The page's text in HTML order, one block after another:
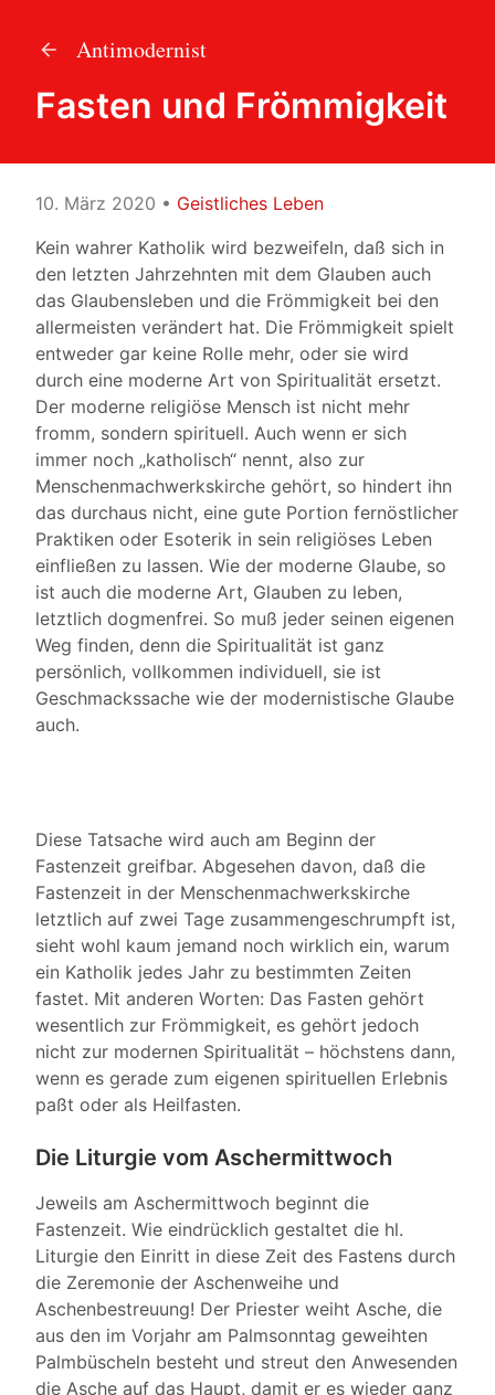
Antimodernist
Fasten und Frömmigkeit
10. März 2020 • Geistliches Leben
Kein wahrer Katholik wird bezweifeln, daß sich in
den letzten Jahrzehnten mit dem Glauben auch
das Glaubensleben und die Frömmigkeit bei den
allermeisten verändert hat. Die Frömmigkeit spielt
entweder gar keine Rolle mehr, oder sie wird
durch eine moderne Art von Spiritualität ersetzt.
Der moderne religiöse Mensch ist nicht mehr
fromm, sondern spirituell. Auch wenn er sich
immer noch „katholisch“ nennt, also zur
Menschenmachwerkskirche gehört, so hindert ihn
das durchaus nicht, eine gute Portion fernöstlicher
Praktiken oder Esoterik in sein religiöses Leben
einfließen zu lassen. Wie der moderne Glaube, so
ist auch die moderne Art, Glauben zu leben,
letztlich dogmenfrei. So muß jeder seinen eigenen
Weg finden, denn die Spiritualität ist ganz
persönlich, vollkommen individuell, sie ist
Geschmackssache wie der modernistische Glaube
auch.
Diese Tatsache wird auch am Beginn der
Fastenzeit greifbar. Abgesehen davon, daß die
Fastenzeit in der Menschenmachwerkskirche
letztlich auf zwei Tage zusammengeschrumpft ist,
sieht wohl kaum jemand noch wirklich ein, warum
ein Katholik jedes Jahr zu bestimmten Zeiten
fastet. Mit anderen Worten: Das Fasten gehört
wesentlich zur Frömmigkeit, es gehört jedoch
nicht zur modernen Spiritualität – höchstens dann,
wenn es gerade zum eigenen spirituellen Erlebnis
paßt oder als Heilfasten.
Die Liturgie vom Aschermittwoch
Jeweils am Aschermittwoch beginnt die
Fastenzeit. Wie eindrücklich gestaltet die hl.
Liturgie den Einritt in diese Zeit des Fastens durch
die Zeremonie der Aschenweihe und
Aschenbestreuung! Der Priester weiht Asche, die
aus den im Vorjahr am Palmsonntag geweihten
Palmbüscheln besteht und streut den Anwesenden
die Asche auf das Haupt, damit er es wieder ganz